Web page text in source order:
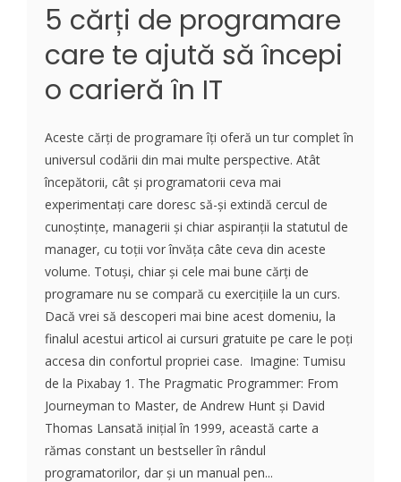
5 cărți de programare
care te ajută să începi
o carieră în IT
Aceste cărți de programare îți oferă un tur complet în
universul codării din mai multe perspective. Atât
începătorii, cât și programatorii ceva mai
experimentați care doresc să-și extindă cercul de
cunoștințe, managerii și chiar aspiranții la statutul de
manager, cu toții vor învăța câte ceva din aceste
volume. Totuși, chiar și cele mai bune cărți de
programare nu se compară cu exercițiile la un curs.
Dacă vrei să descoperi mai bine acest domeniu, la
finalul acestui articol ai cursuri gratuite pe care le poți
accesa din confortul propriei case. Imagine: Tumisu
de la Pixabay 1. The Pragmatic Programmer: From
Journeyman to Master, de Andrew Hunt și David
Thomas Lansată inițial în 1999, această carte a
rămas constant un bestseller în rândul
programatorilor, dar și un manual pen...